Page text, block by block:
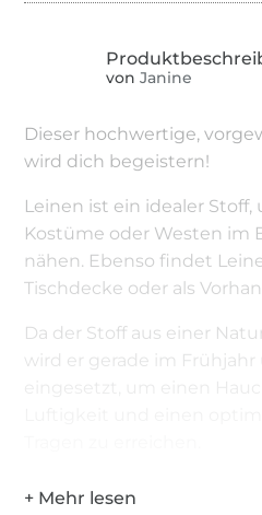
von Janine
Dieser hochwertige,
wird dich begeistern!
Leinen ist ein idealer Stoff,
Kostüme oder Westen im
nähen. Ebenso findet
Tischdecke oder als
Da der Stoff aus einer
wird er gerade im